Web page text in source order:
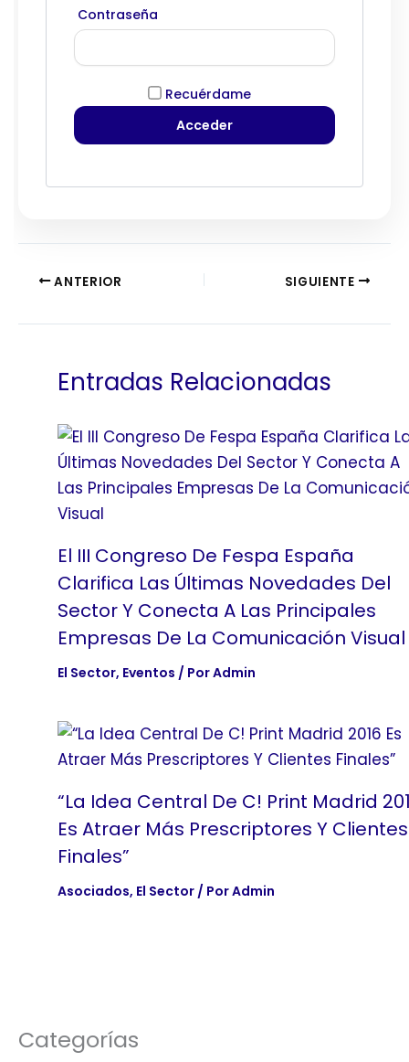
Contraseña
Recuérdame
ANTERIOR SIGUIENTE
Entradas Relacionadas
El III Congreso De Fespa España
Clarifica Las Últimas Novedades Del
Sector Y Conecta A Las Principales
Empresas De La Comunicación Visual
El Sector, Eventos / PorAdmin
“La Idea Central De C! Print Madrid
Es Atraer Más Prescriptores Y Clientes
Finales”
Asociados, El Sector/ PorAdmin
Categorías